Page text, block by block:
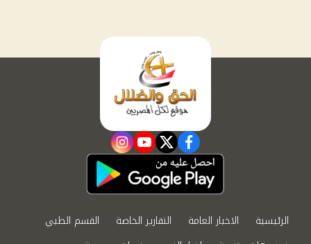
facebook
twitter
youtube
instagram
الرئيسية الاخبار العامة التقارير الخاصة
القسم الطبي